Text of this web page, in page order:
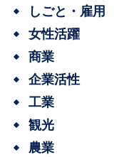
しごと・雇用
女性活躍
商業
企業活性
工業
観光
農業